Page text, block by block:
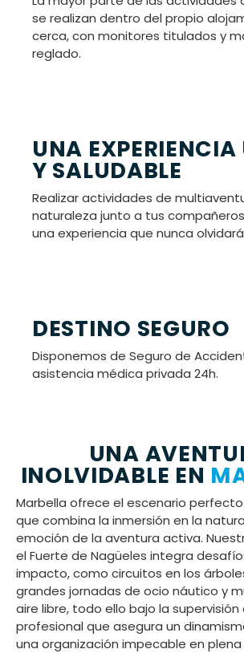
se realizan dentro del propio
cerca, con monitores titulados y
reglado.
UNA
Y SALUDABLE
Realizar actividades de
naturaleza junto a tus
una experiencia que nunca
DESTINO SEGURO
Disponemos de Seguro de
asistencia médica privada 24h.
UNA
INOLVIDABLE EN
Marbella ofrece el escenario
que combina la inmersión en la
emoción de la aventura activa.
el Fuerte de Nagüeles integra
impacto, como circuitos en los
grandes jornadas de ocio náutico y
aire libre, todo ello bajo la supervisión
profesional que asegura un
una organización impecable en plena